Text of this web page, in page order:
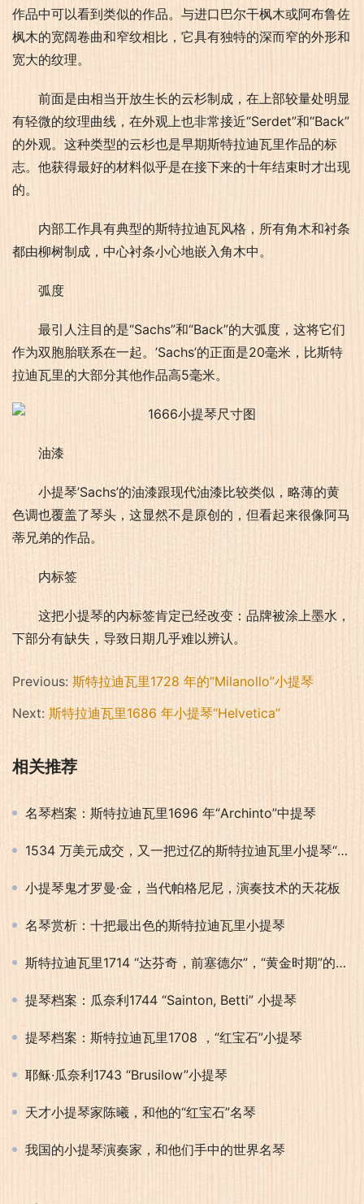
作品中可以看到类似的作品。与进口巴尔干枫木或阿布鲁佐
枫木的宽阔卷曲和窄纹相比，它具有独特的深而窄的外形和
宽大的纹理。
前面是由相当开放生长的云杉制成，在上部较量处明显
有轻微的纹理曲线，在外观上也非常接近“Serdet”和“Back”
的外观。这种类型的云杉也是早期斯特拉迪瓦里作品的标
志。他获得最好的材料似乎是在接下来的十年结束时才出现
的。
内部工作具有典型的斯特拉迪瓦风格，所有角木和衬条
都由柳树制成，中心衬条小心地嵌入角木中。
弧度
最引人注目的是“Sachs”和“Back”的大弧度，这将它们
作为双胞胎联系在一起。’Sachs’的正面是20毫米，比斯特
拉迪瓦里的大部分其他作品高5毫米。
油漆
小提琴’Sachs’的油漆跟现代油漆比较类似，略薄的黄
色调也覆盖了琴头，这显然不是原创的，但看起来很像阿马
蒂兄弟的作品。
内标签
这把小提琴的内标签肯定已经改变：品牌被涂上墨水，
下部分有缺失，导致日期几乎难以辨认。
Previous: 斯特拉迪瓦里1728 年的“Milanollo”小提琴
Next: 斯特拉迪瓦里1686 年小提琴“Helvetica”
相关推荐
名琴档案：斯特拉迪瓦里1696 年“Archinto”中提琴
1534 万美元成交，又一把过亿的斯特拉迪瓦里小提琴“达芬奇，前塞德尔”
小提琴鬼才罗曼·金，当代帕格尼尼，演奏技术的天花板
名琴赏析：十把最出色的斯特拉迪瓦里小提琴
斯特拉迪瓦里1714 “达芬奇，前塞德尔”，“黄金时期”的代表作品
提琴档案：瓜奈利1744 “Sainton, Betti” 小提琴
提琴档案：斯特拉迪瓦里1708 ，“红宝石”小提琴
耶稣·瓜奈利1743 “Brusilow”小提琴
天才小提琴家陈曦，和他的“红宝石”名琴
我国的小提琴演奏家，和他们手中的世界名琴